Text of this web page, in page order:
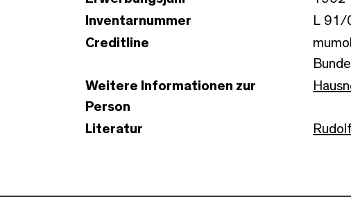
Inventarnummer
L 91/
Creditline
Weitere Informationen zur
Person
Literatur